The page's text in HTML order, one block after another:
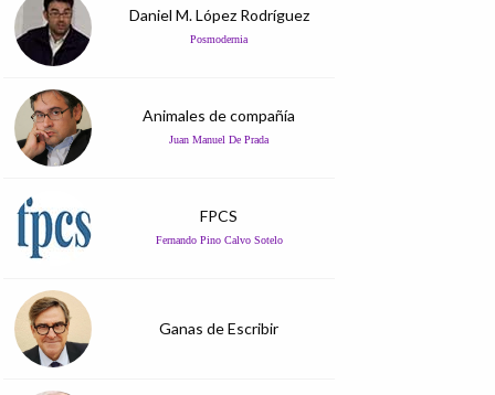
Daniel M. López Rodríguez
Posmodernia
Animales de compañía
Juan Manuel De Prada
FPCS
Fernando Pino Calvo Sotelo
Ganas de Escribir